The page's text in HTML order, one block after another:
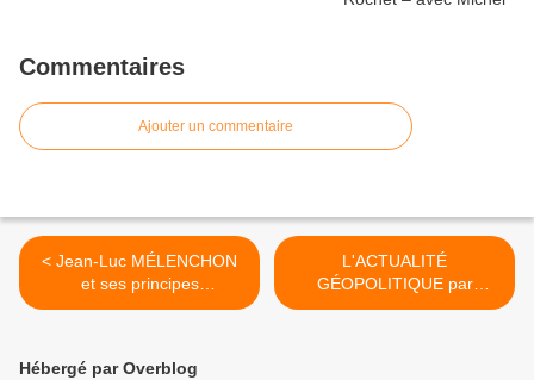
Commentaires
Ajouter un commentaire
< Jean-Luc MÉLENCHON
et ses principes
économiques faussement «
L'ACTUALITÉ
GÉOPOLITIQUE par
Caroline GALACTÉROS :
Hébergé par Overblog